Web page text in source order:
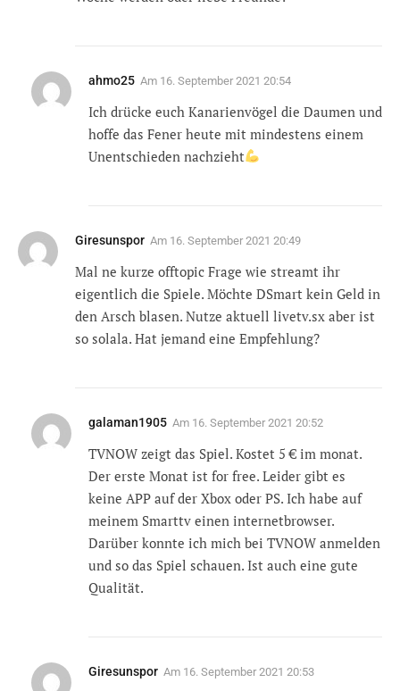
ahmo25 Am 16. September 2021 20:54
Ich drücke euch Kanarienvögel die Daumen und
hoffe das Fener heute mit mindestens einem
Unentschieden nachzieht
Giresunspor Am 16. September 2021 20:49
Mal ne kurze offtopic Frage wie streamt ihr
eigentlich die Spiele. Möchte DSmart kein Geld in
den Arsch blasen. Nutze aktuell livetv.sx aber ist
so solala. Hat jemand eine Empfehlung?
galaman1905 Am 16. September 2021 20:52
TVNOW zeigt das Spiel. Kostet 5 € im monat.
Der erste Monat ist for free. Leider gibt es
keine APP auf der Xbox oder PS. Ich habe auf
meinem Smarttv einen internetbrowser.
Darüber konnte ich mich bei TVNOW anmelden
und so das Spiel schauen. Ist auch eine gute
Qualität.
Giresunspor Am 16. September 2021 20:53